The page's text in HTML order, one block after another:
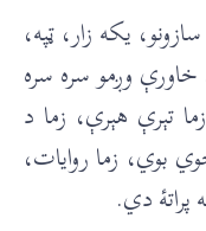
يکه زار، ټپه،
وږمو سره سره
تېرې هېرې، زما د
بوي، زما روايات،
پراتۀ دي.